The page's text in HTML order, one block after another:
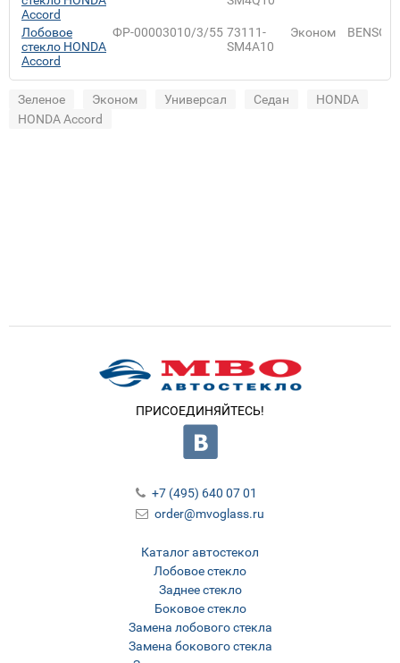
Accord
Лобовое
стекло HONDA
Accord
ФР-00003010/3/55 73111-
SM4A10
Эконом BENSON
Зеленое Эконом Универсал Седан
HONDA
HONDA Accord
ПРИСОЕДИНЯЙТЕСЬ!
Каталог автостекол
Лобовое стекло
Заднее стекло
Боковое стекло
Замена лобового стекла
Замена бокового стекла
+7 (495) 640 07 01
order@mvoglass.ru